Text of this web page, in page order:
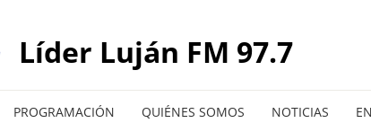
Líder Luján FM 97.7
PROGRAMACIÓN QUIÉNES SOMOS NOTICIAS